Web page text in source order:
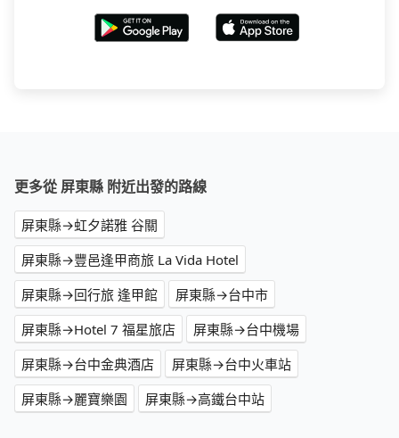
更多從 屏東縣 附近出發的路線
屏東縣→虹夕諾雅 谷關
屏東縣→豐邑逢甲商旅 La Vida Hotel
屏東縣→回行旅 逢甲館
屏東縣→台中市
屏東縣→Hotel 7 福星旅店
屏東縣→台中機場
屏東縣→台中金典酒店
屏東縣→台中火車站
屏東縣→麗寶樂園
屏東縣→高鐵台中站